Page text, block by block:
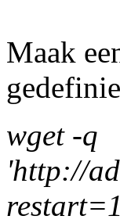
Maak
wget -q
'http://